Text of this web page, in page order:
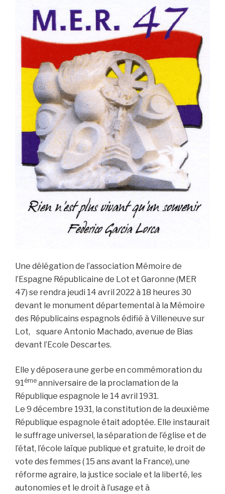
de
retour
! »
Une délégation de l’association Mémoire de
l’Espagne Républicaine de Lot et Garonne (MER
47) se rendra jeudi 14 avril 2022 à 18 heures 30
devant le monument départemental à la Mémoire
des Républicains espagnols édifié à Villeneuve sur
Lot, square Antonio Machado, avenue de Bias
devant l’Ecole Descartes.
Elle y déposera une gerbe en commémoration du
91éme anniversaire de la proclamation de la
République espagnole le 14 avril 1931.
Le 9 décembre 1931, la constitution de la deuxième
République espagnole était adoptée. Elle instaurait
le suffrage universel, la séparation de l’église et de
l’état, l’école laïque publique et gratuite, le droit de
vote des femmes ( 15 ans avant la France), une
réforme agraire, la justice sociale et la liberté, les
autonomies et le droit à l’usage et à